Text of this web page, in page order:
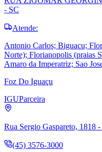
- SC
Atende:
Antonio Carlos; Biguacu;
Norte); Florianopolis (praias
Amaro da Imperatriz; Sao
Foz Do Iguaçu
IGUParceira
Rua Sergio Gaspareto, 1818
(45) 3576-3000